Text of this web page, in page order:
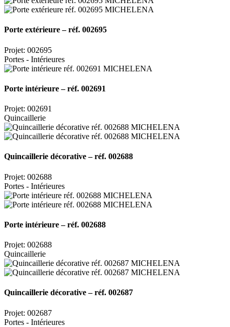
Porte extérieure – réf. 002695
Projet: 002695
Portes - Intérieures
Porte intérieure – réf. 002691
Projet: 002691
Quincaillerie
Quincaillerie décorative – réf. 002688
Projet: 002688
Portes - Intérieures
Porte intérieure – réf. 002688
Projet: 002688
Quincaillerie
Quincaillerie décorative – réf. 002687
Projet: 002687
Portes - Intérieures